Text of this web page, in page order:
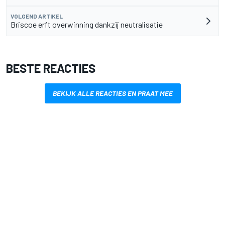
VOLGEND ARTIKEL
Briscoe erft overwinning dankzij neutralisatie
BESTE REACTIES
BEKIJK ALLE REACTIES EN PRAAT MEE